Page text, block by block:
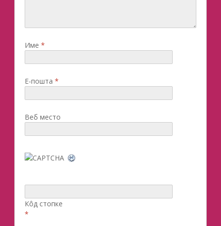
Име *
Е-пошта *
Веб место
Кôд стопке
*